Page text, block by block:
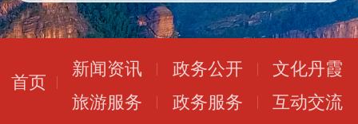
首页
新闻资讯 政务公开
文化丹霞
旅游服务
政务服务 互动交流